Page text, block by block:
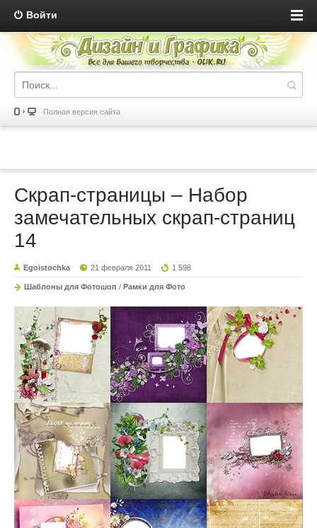
Войти
Полная версия сайта
Скрап-страницы – Набор
замечательных скрап-страниц
14
Egoistochka 21 февраля 2011 1 598
Шаблоны для Фотошоп / Рамки для Фото